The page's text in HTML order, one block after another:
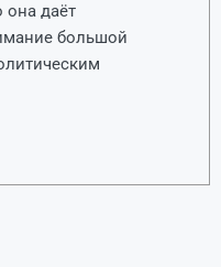
она даёт
большой